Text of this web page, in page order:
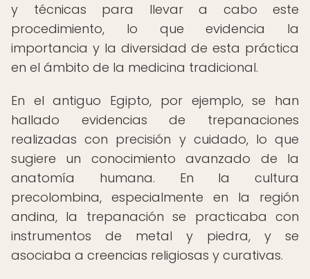
y técnicas para llevar a cabo este
procedimiento, lo que evidencia la
importancia y la diversidad de esta práctica
en el ámbito de la medicina tradicional.
En el antiguo Egipto, por ejemplo, se han
hallado evidencias de trepanaciones
realizadas con precisión y cuidado, lo que
sugiere un conocimiento avanzado de la
anatomía humana. En la cultura
precolombina, especialmente en la región
andina, la trepanación se practicaba con
instrumentos de metal y piedra, y se
asociaba a creencias religiosas y curativas.